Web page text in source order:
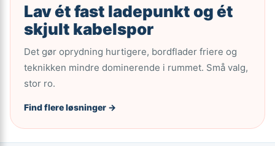
Lav ét fast ladepunkt og ét
skjult kabelspor
Det gør oprydning hurtigere, bordflader friere og
teknikken mindre dominerende i rummet. Små valg,
stor ro.
Find flere løsninger →